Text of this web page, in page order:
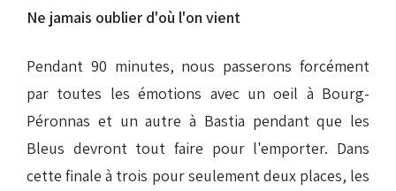
Ne jamais oublier d'où l'on vient
Pendant 90 minutes, nous passerons forcément
par toutes les émotions avec un oeil à Bourg-
Péronnas et un autre à Bastia pendant que les
Bleus devront tout faire pour l'emporter. Dans
cette finale à trois pour seulement deux places, les